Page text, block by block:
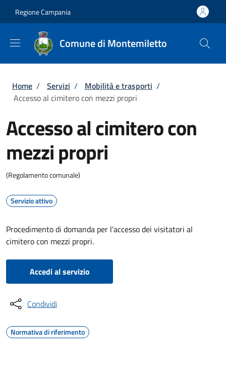
Regione Campania
Comune di Montemiletto
Briciole di pane
Home / Servizi / Mobilità e trasporti /
Accesso al cimitero con mezzi propri
Accesso al cimitero con
mezzi propri
(Regolamento comunale)
Servizio attivo
Procedimento di domanda per l'accesso dei visitatori al
cimitero con mezzi propri.
Accedi al servizio
Condividi
Normativa di riferimento